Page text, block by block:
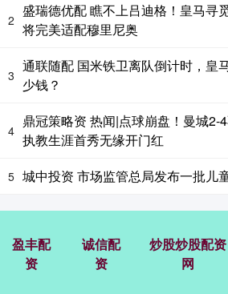
2
盛瑞德优配 瞧不上吕迪格！皇马寻
将完美适配穆里尼奥
3
通联随配 国米铁卫离队倒计时，皇
少钱？
4
鼎冠策略资 热闻|点球崩盘！曼城2-
执教生涯首秀无缘开门红
5 城中投资 市场监管总局发布一批儿
盈丰配
资
诚信配
资
炒股炒股配资
网